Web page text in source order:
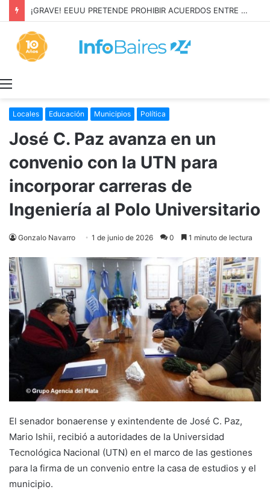
¡GRAVE! EEUU PRETENDE PROHIBIR ACUERDOS ENTRE CHINA Y UNA COOPERATIVA EN NEUQUÉN
Locales Educación Municipios Política
José C. Paz avanza en un
convenio con la UTN para
incorporar carreras de
Ingeniería al Polo Universitario
Gonzalo Navarro 1 de junio de 2026 0 1 minuto de lectura
El senador bonaerense y exintendente de José C. Paz,
Mario Ishii, recibió a autoridades de la Universidad
Tecnológica Nacional (UTN) en el marco de las gestiones
para la firma de un convenio entre la casa de estudios y el
municipio.